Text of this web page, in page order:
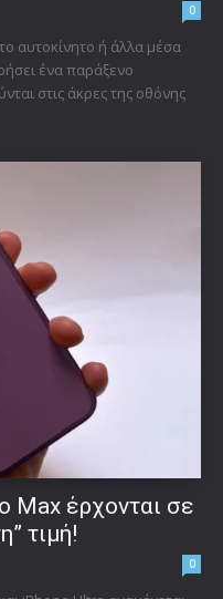
0
αυτοκίνητο ή άλλα μέσα
ένα παράξενο
στις άκρες της οθόνης
Max έρχονται σε
τιμή!
0